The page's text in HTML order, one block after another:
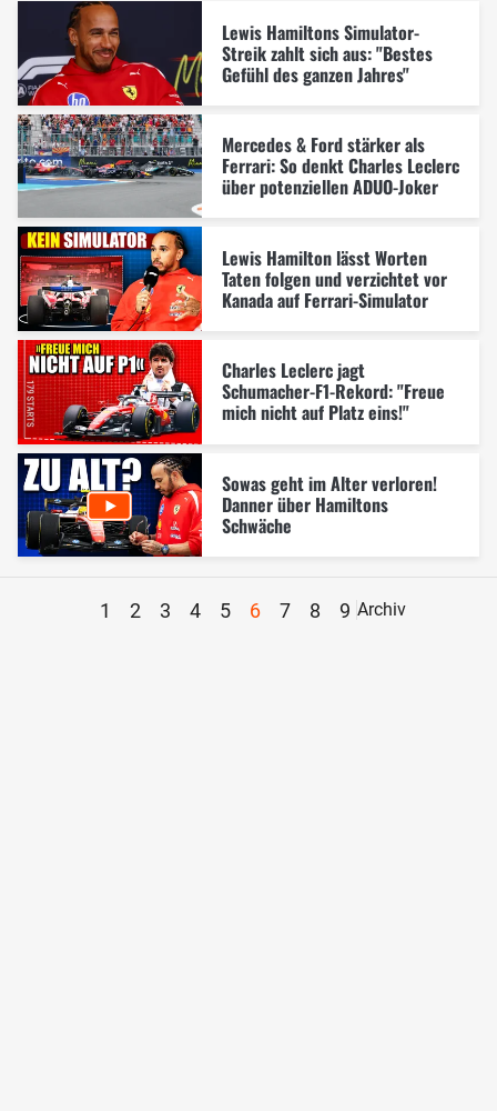
Lewis Hamiltons Simulator-
Streik zahlt sich aus: "Bestes
Gefühl des ganzen Jahres"
Mercedes & Ford stärker als
Ferrari: So denkt Charles Leclerc
über potenziellen ADUO-Joker
Lewis Hamilton lässt Worten
Taten folgen und verzichtet vor
Kanada auf Ferrari-Simulator
Charles Leclerc jagt
Schumacher-F1-Rekord: "Freue
mich nicht auf Platz eins!"
Sowas geht im Alter verloren!
Danner über Hamiltons
Schwäche
1 2 3 4 5 6 7 8 9 Archiv